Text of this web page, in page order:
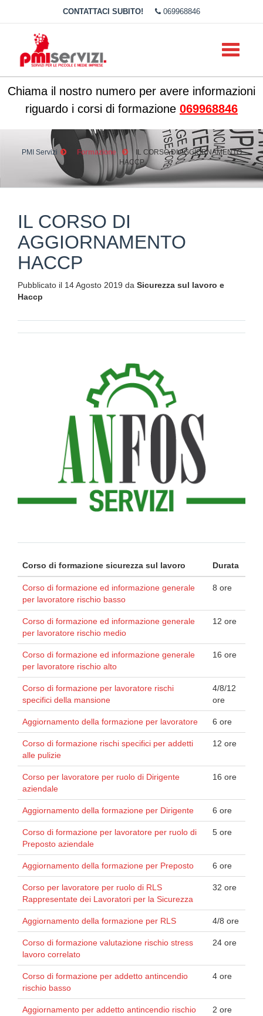
CONTATTACI SUBITO! 069968846
Toggle
Chiama il nostro numero per avere informazioni
riguardo i corsi di formazione 069968846
PMI Servizi Formazione
IL CORSO DI AGGIORNAMENTO
HACCP
IL CORSO DI
AGGIORNAMENTO
HACCP
Pubblicato il 14 Agosto 2019 da Sicurezza sul lavoro e
Haccp
Corso di formazione sicurezza sul lavoro Durata
Corso di formazione ed informazione generale
per lavoratore rischio basso
8 ore
Corso di formazione ed informazione generale
per lavoratore rischio medio
12 ore
Corso di formazione ed informazione generale
per lavoratore rischio alto
16 ore
Corso di formazione per lavoratore rischi
specifici della mansione
4/8/12
ore
Aggiornamento della formazione per lavoratore 6 ore
Corso di formazione rischi specifici per addetti
alle pulizie
12 ore
Corso per lavoratore per ruolo di Dirigente
aziendale
16 ore
Aggiornamento della formazione per Dirigente 6 ore
Corso di formazione per lavoratore per ruolo di
Preposto aziendale
5 ore
Aggiornamento della formazione per Preposto 6 ore
Corso per lavoratore per ruolo di RLS
Rappresentate dei Lavoratori per la Sicurezza
32 ore
Aggiornamento della formazione per RLS 4/8 ore
Corso di formazione valutazione rischio stress
lavoro correlato
24 ore
Corso di formazione per addetto antincendio
rischio basso
4 ore
Aggiornamento per addetto antincendio rischio
2 ore